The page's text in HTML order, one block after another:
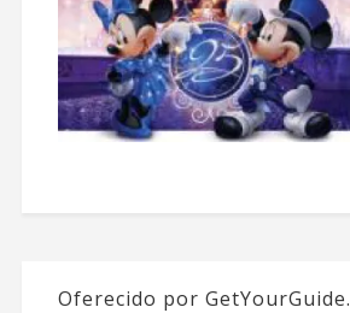
Oferecido por GetYourGuide.